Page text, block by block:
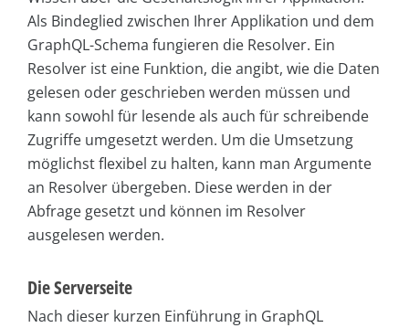
Als Bindeglied zwischen Ihrer Applikation und dem
GraphQL-Schema fungieren die Resolver. Ein
Resolver ist eine Funktion, die angibt, wie die Daten
gelesen oder geschrieben werden müssen und
kann sowohl für lesende als auch für schreibende
Zugriffe umgesetzt werden. Um die Umsetzung
möglichst flexibel zu halten, kann man Argumente
an Resolver übergeben. Diese werden in der
Abfrage gesetzt und können im Resolver
ausgelesen werden.
Die Serverseite
Nach dieser kurzen Einführung in GraphQL